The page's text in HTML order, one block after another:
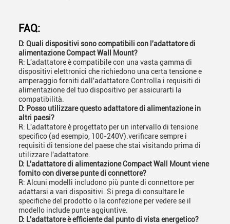
FAQ:
D: Quali dispositivi sono compatibili con l'adattatore di
alimentazione Compact Wall Mount?
R: L'adattatore è compatibile con una vasta gamma di
dispositivi elettronici che richiedono una certa tensione e
amperaggio forniti dall'adattatore.Controlla i requisiti di
alimentazione del tuo dispositivo per assicurarti la
compatibilità.
D: Posso utilizzare questo adattatore di alimentazione in
altri paesi?
R: L'adattatore è progettato per un intervallo di tensione
specifico (ad esempio, 100-240V).verificare sempre i
requisiti di tensione del paese che stai visitando prima di
utilizzare l'adattatore.
D: L'adattatore di alimentazione Compact Wall Mount viene
fornito con diverse punte di connettore?
R: Alcuni modelli includono più punte di connettore per
adattarsi a vari dispositivi. Si prega di consultare le
specifiche del prodotto o la confezione per vedere se il
modello include punte aggiuntive.
D: L'adattatore è efficiente dal punto di vista energetico?